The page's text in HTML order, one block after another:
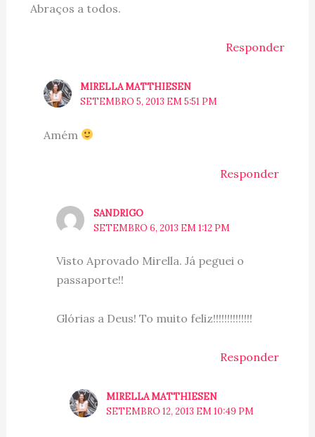
Abraços a todos.
Responder
MIRELLA MATTHIESEN
SETEMBRO 5, 2013 EM 5:51 PM
Amém
Responder
SANDRIGO
SETEMBRO 6, 2013 EM 1:12 PM
Visto Aprovado Mirella. Já peguei o
passaporte!!
Glórias a Deus! To muito feliz!!!!!!!!!!!!!!
Responder
MIRELLA MATTHIESEN
SETEMBRO 12, 2013 EM 10:49 PM